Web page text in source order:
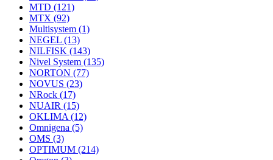
MTD (121)
MTX (92)
Multisystem (1)
NEGEL (13)
NILFISK (143)
Nivel System (135)
NORTON (77)
NOVUS (23)
NRock (17)
NUAIR (15)
OKLIMA (12)
Omnigena (5)
OMS (3)
OPTIMUM (214)